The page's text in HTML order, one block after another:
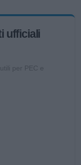
ufficiali
per PEC e